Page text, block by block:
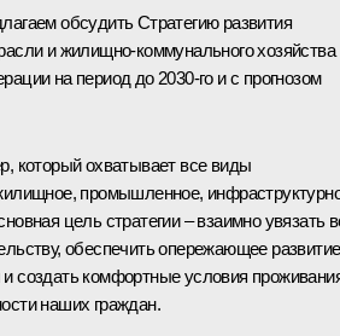
обсудить Стратегию развития
и жилищно-коммунального хозяйства
на период до 2030-го и с прогнозом
который охватывает все виды
промышленное,
цель стратегии – взаимно увязать
обеспечить опережающее развитие
создать комфортные условия
наших граждан.